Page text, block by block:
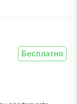
Бесплатно